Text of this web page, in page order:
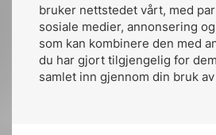
bruker nettstedet vårt, med
sosiale medier, annonsering
som kan kombinere den med
du har gjort tilgjengelig for
samlet inn gjennom din bruk
Kontakt